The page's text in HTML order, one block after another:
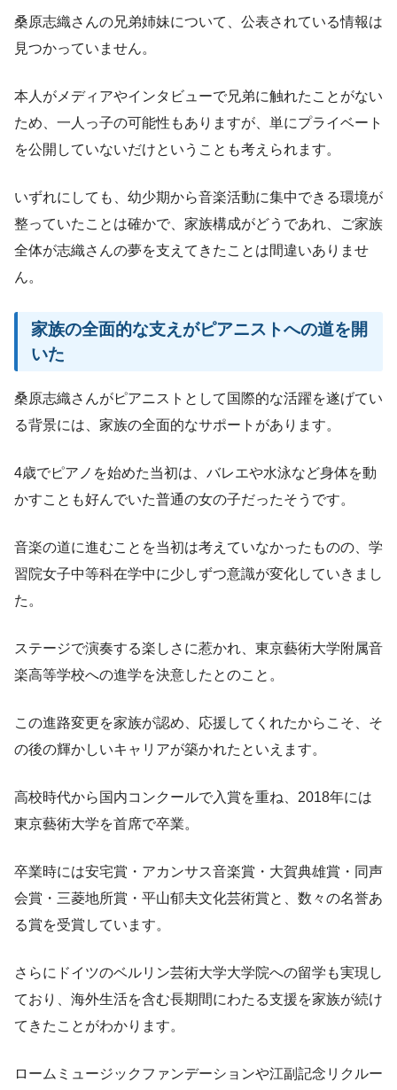
桑原志織さんの兄弟姉妹について、公表されている情報は
見つかっていません。
本人がメディアやインタビューで兄弟に触れたことがない
ため、一人っ子の可能性もありますが、単にプライベート
を公開していないだけということも考えられます。
いずれにしても、幼少期から音楽活動に集中できる環境が
整っていたことは確かで、家族構成がどうであれ、ご家族
全体が志織さんの夢を支えてきたことは間違いありませ
ん。
家族の全面的な支えがピアニストへの道を開
いた
桑原志織さんがピアニストとして国際的な活躍を遂げてい
る背景には、家族の全面的なサポートがあります。
4歳でピアノを始めた当初は、バレエや水泳など身体を動
かすことも好んでいた普通の女の子だったそうです。
音楽の道に進むことを当初は考えていなかったものの、学
習院女子中等科在学中に少しずつ意識が変化していきまし
た。
ステージで演奏する楽しさに惹かれ、東京藝術大学附属音
楽高等学校への進学を決意したとのこと。
この進路変更を家族が認め、応援してくれたからこそ、そ
の後の輝かしいキャリアが築かれたといえます。
高校時代から国内コンクールで入賞を重ね、2018年には
東京藝術大学を首席で卒業。
卒業時には安宅賞・アカンサス音楽賞・大賀典雄賞・同声
会賞・三菱地所賞・平山郁夫文化芸術賞と、数々の名誉あ
る賞を受賞しています。
さらにドイツのベルリン芸術大学大学院への留学も実現し
ており、海外生活を含む長期間にわたる支援を家族が続け
てきたことがわかります。
ロームミュージックファンデーションや江副記念リクルー